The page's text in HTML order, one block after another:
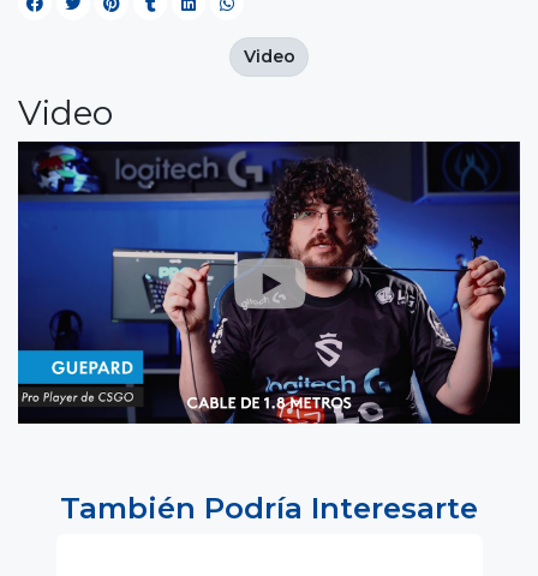
Video
Video
También Podría Interesarte